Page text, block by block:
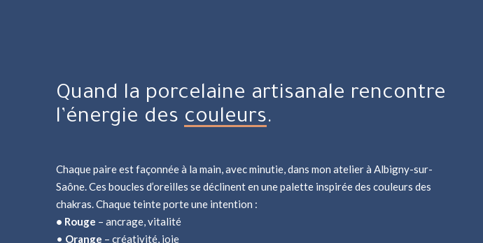
Quand la porcelaine artisanale rencontre
l’énergie des couleurs.
Chaque paire est façonnée à la main, avec minutie, dans mon atelier à Albigny-sur-
Saône. Ces boucles d’oreilles se déclinent en une palette inspirée des couleurs des
chakras. Chaque teinte porte une intention :
• Rouge – ancrage, vitalité
• Orange – créativité, joie